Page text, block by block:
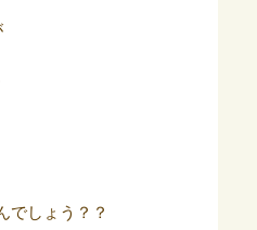
でしょう？？